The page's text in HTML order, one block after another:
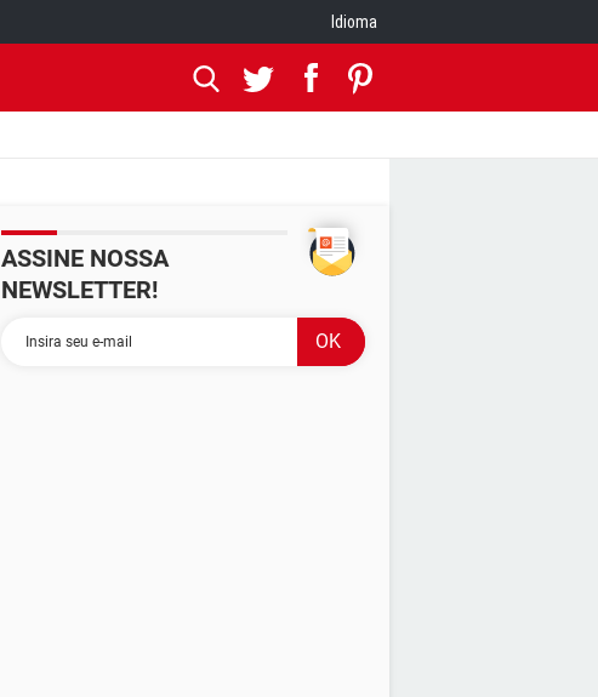
Idioma
ASSINE NOSSA
NEWSLETTER!